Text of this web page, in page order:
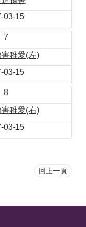
03-15
7
稚愛(左)
03-15
8
稚愛(右)
03-15
回上一頁